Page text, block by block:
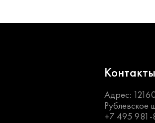
Контакты
Адрес:
Рублевское
+7 495